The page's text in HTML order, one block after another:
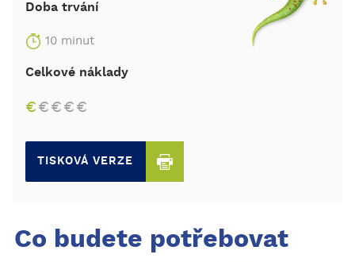
Co budete potřebovat
Doba trvání
10 minut
Celkové náklady
€ € € € €
TISKOVÁ VERZE